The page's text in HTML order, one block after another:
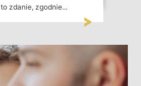
to zdanie, zgodnie...